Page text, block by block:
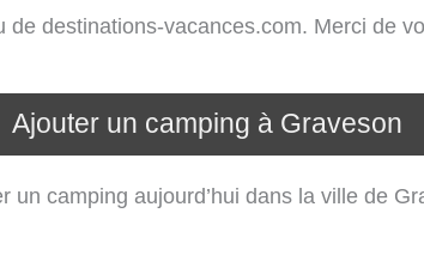
de destinations-vacances.com. Merci de
Ajouter un camping à Graveson
un camping aujourd’hui dans la ville de